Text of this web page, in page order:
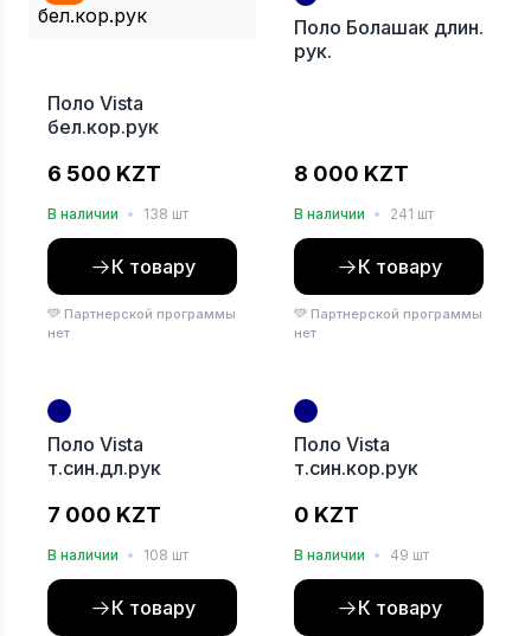
Поло Vista
бел.кор.рук
6 500 KZT
В наличии • 138 шт
К товару
Партнерской программы
нет
Поло Болашак длин.
рук.
8 000 KZT
В наличии • 241 шт
К товару
Партнерской программы
нет
Хит
Поло Vista
т.син.дл.рук
7 000 KZT
В наличии • 108 шт
К товару
Хит
Поло Vista
т.син.кор.рук
0 KZT
В наличии • 49 шт
К товару